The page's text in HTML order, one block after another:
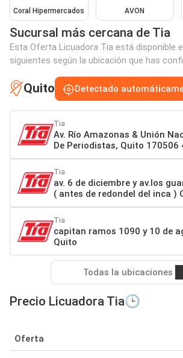
Coral Hipermercados AVON
Sucursal más cercana de Tia
Esta Oferta Licuadora Tia está disponible
siguientes según la ubicación que has
Quito Detectado
Tia
Av. Río Amazonas & Unión
De Periodistas, Quito 170506
Quito
Tia
av. 6 de diciembre y av.los
( antes de redondel del inca )
Tia
capitan ramos 1090 y 10 de
Quito
Todas la ubicaciones
Precio Licuadora Tia🕒
Oferta